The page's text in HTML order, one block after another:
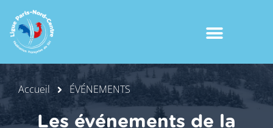
Accueil ÉVÉNEMENTS
Les événements de la